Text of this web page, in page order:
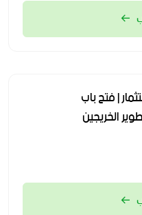
| فتح باب
الخريجين